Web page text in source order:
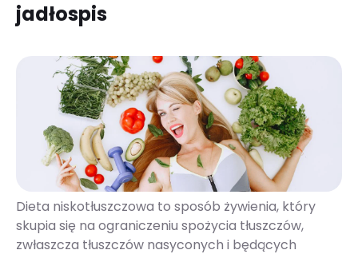
jadłospis
Dieta niskotłuszczowa to sposób żywienia, który
skupia się na ograniczeniu spożycia tłuszczów,
zwłaszcza tłuszczów nasyconych i będących